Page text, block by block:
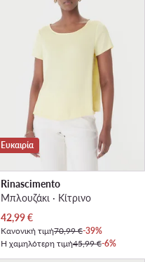
Ευκαιρία
Rinascimento
Μπλουζάκι · Κίτρινο
Τρέχουσα τιμή
42,99€
Κανονική τιμή70,99 €-39%
Η χαμηλότερη τιμή45,99 €-6%